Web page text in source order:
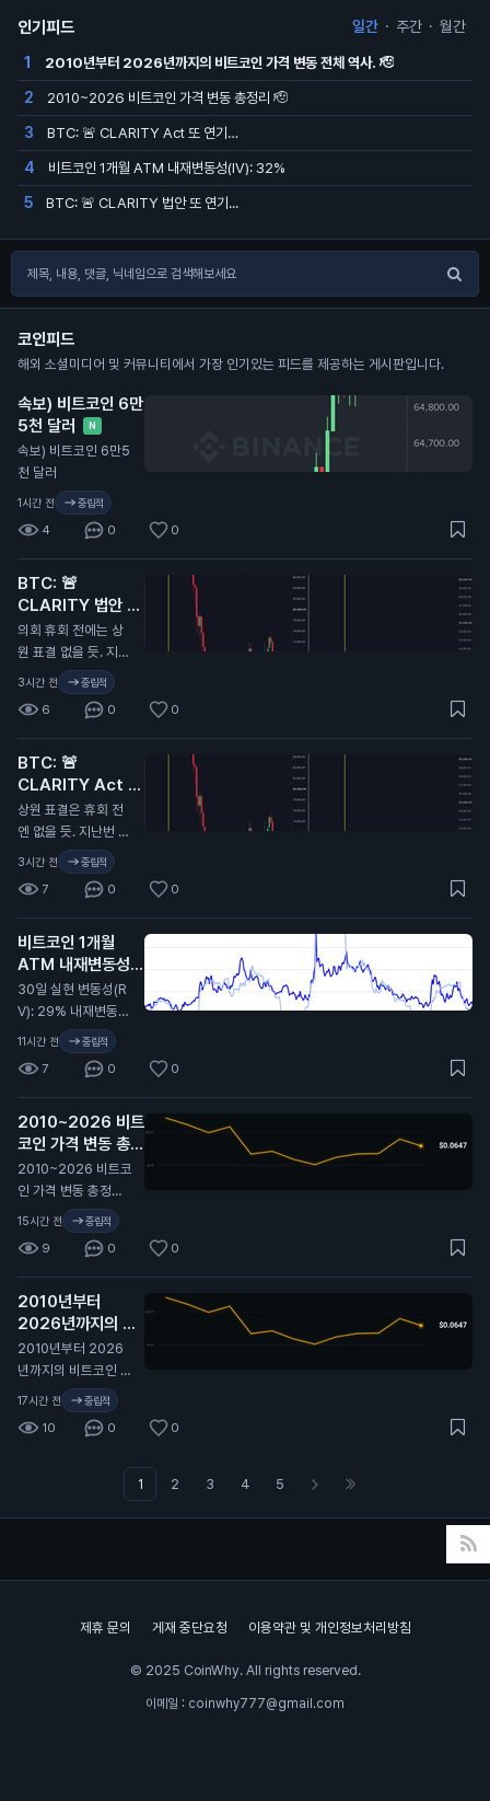
인기피드 일간 · 주간 · 월간
1 2010년부터 2026년까지의 비트코인 가격 변동 전체 역사. 🫡
2 2010~2026 비트코인 가격 변동 총정리 🫡
3 BTC: 🚨 CLARITY Act 또 연기…
4 비트코인 1개월 ATM 내재변동성(IV): 32%
5 BTC: 🚨 CLARITY 법안 또 연기...
코인피드
해외 소셜미디어 및 커뮤니티에서 가장 인기있는 피드를 제공하는 게시판입니다.
속보) 비트코인 6만
5천 달러
N
속보) 비트코인 6만5
천 달러
1시간 전 중립적
4 0 0
BTC: 🚨
CLARITY 법안 또
연기...
N
의회 휴회 전에는 상
원 표결 없을 듯. 지난
번에 CLARITY 법안
이 미뤄졌을 때 비트
코인 9.7만 달러에서
6.4만 달러로 떡락했
었음. 무슨 말인지 감
오지...
3시간 전 중립적
6 0 0
BTC: 🚨
CLARITY Act 또
연기…
N
상원 표결은 휴회 전
엔 없을 듯. 지난번 C
LARITY Act가 미뤄
졌을 때 비트코인이
9.7만 달러에서 6.4
만 달러까지 떡락했었
지. 무슨 뜻인지 알
지…
3시간 전 중립적
7 0 0
비트코인 1개월
ATM 내재변동성
(IV): 32%
N
30일 실현 변동성(R
V): 29% 내재변동성
이 실현 대비 2.4포인
트 높게 형성돼 있고,
지난 2년 기준 대략 4
6퍼센타일 구간. 극단
적이진 않지만 옵션
시장은 여전히 최근
비트코인이 보여준 것
보다 더 큰 움직임을
프라이싱 중. 여기서
실현 변동성이 따라
올라갈까, 아니면 내
재 변동성이 계속 눌
릴까?
11시간 전 중립적
7 0 0
2010~2026 비트
코인 가격 변동 총정
리 🫡
N
2010~2026 비트코
인 가격 변동 총정리
🫡
15시간 전 중립적
9 0 0
2010년부터
2026년까지의 비
트코인 가격 변동 전
체 역사. 🫡
N
2010년부터 2026
년까지의 비트코인 가
격 변동 전체 역사. 🫡
17시간 전 중립적
10 0 0
1 2 3 4 5
제휴 문의 게재 중단요청 이용약관 및 개인정보처리방침
© 2025 CoinWhy. All rights reserved.
이메일 : coinwhy777@gmail.com